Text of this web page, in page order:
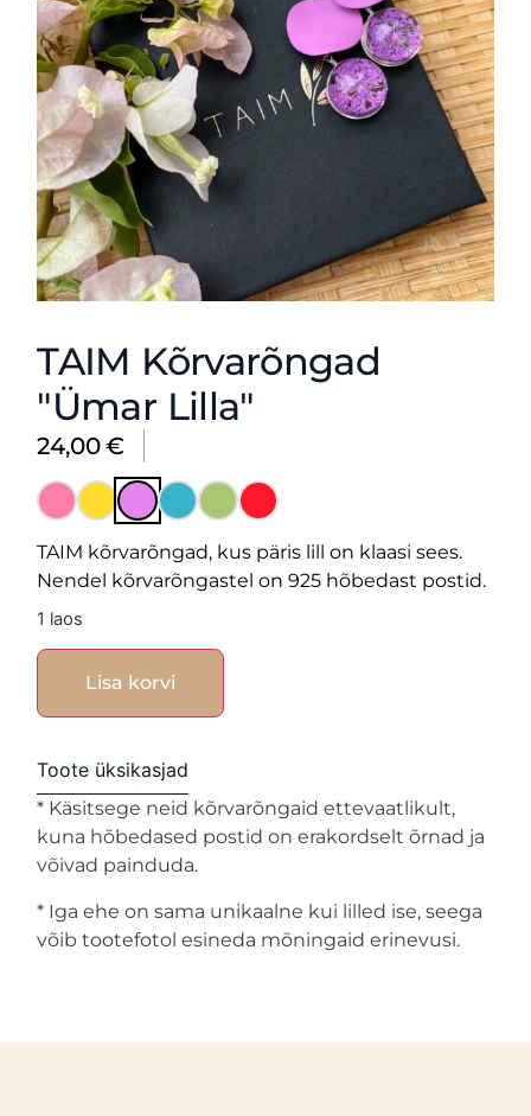
TAIM Kõrvarõngad
"Ümar Lilla"
24,00€
TAIM kõrvarõngad, kus päris lill on klaasi sees.
Nendel kõrvarõngastel on 925 hõbedast postid.
1 laos
Lisa korvi
Toote üksikasjad
* Käsitsege neid kõrvarõngaid ettevaatlikult,
kuna hõbedased postid on erakordselt õrnad ja
võivad painduda.
* Iga ehe on sama unikaalne kui lilled ise, seega
võib tootefotol esineda mõningaid erinevusi.